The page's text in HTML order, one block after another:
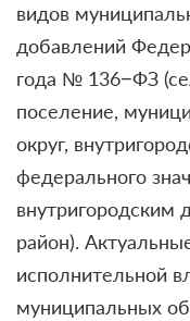
видов
добавлений
года № 136−ФЗ
поселение,
округ,
федерального
внутригородским
район).
исполнительной
муниципальных